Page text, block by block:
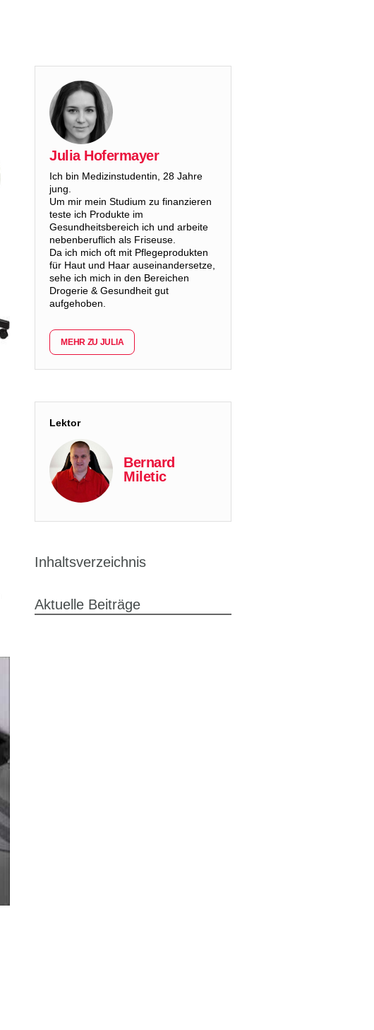
Julia Hofermayer
Ich bin Medizinstudentin, 28 Jahre
jung.
Um mir mein Studium zu finanzieren
teste ich Produkte im
Gesundheitsbereich ich und arbeite
nebenberuflich als Friseuse.
Da ich mich oft mit Pflegeprodukten
für Haut und Haar auseinandersetze,
sehe ich mich in den Bereichen
Drogerie & Gesundheit gut
aufgehoben.
MEHR ZU JULIA
Lektor
Bernard
Miletic
Inhaltsverzeichnis
Aktuelle Beiträge